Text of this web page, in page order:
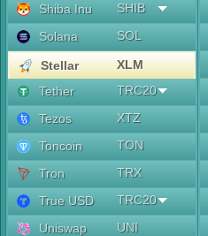
Shiba Inu
SHIB
Solana
SOL
Stellar
XLM
Tether
TRC20
Tezos
XTZ
Toncoin
TON
Tron
TRX
True USD
TRC20
Uniswap
UNI